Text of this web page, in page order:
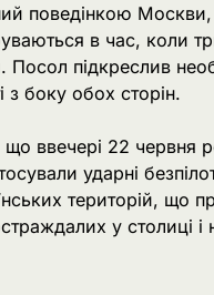
поведінкою
в час, коли
Посол підкреслив
з боку обох сторін.
ввечері 22 червня
ударні
територій, що
у столиці і